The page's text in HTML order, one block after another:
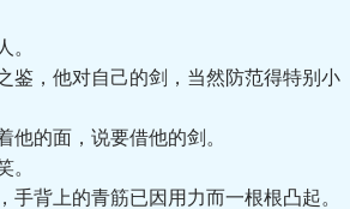
，他对自己的剑，当然防范得特别小
的面，说要借他的剑。
背上的青筋已因用力而一根根凸起。